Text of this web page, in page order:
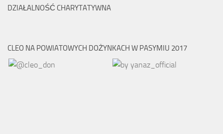
DZIAŁALNOŚĆ CHARYTATYWNA
CLEO NA POWIATOWYCH DOŻYNKACH W PASYMIU 2017